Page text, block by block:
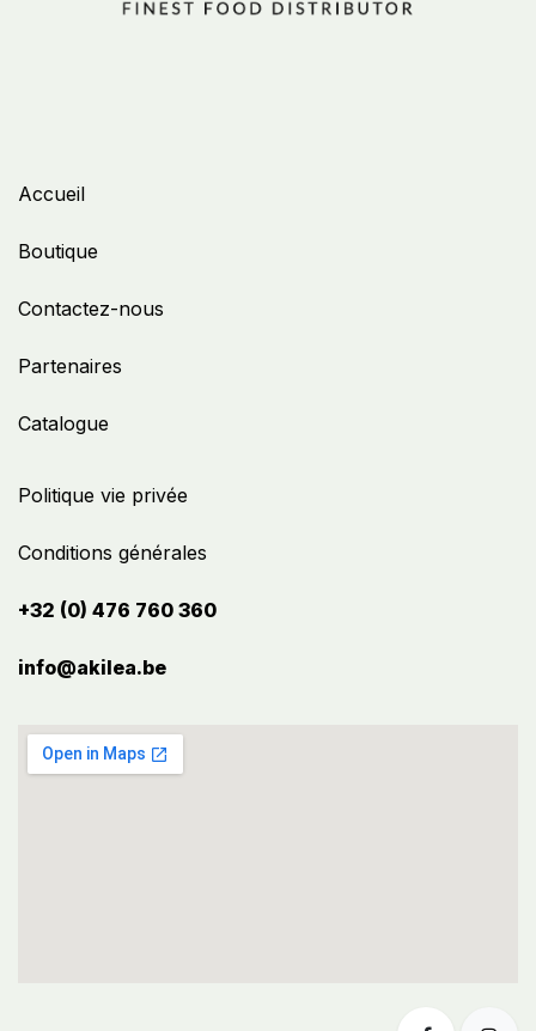
Politique vie privée
Conditions générales
+32 (0) 476 760 360
info@akilea.be​
Accueil
Boutique
Contactez-nous
Partenaires
Catalogue